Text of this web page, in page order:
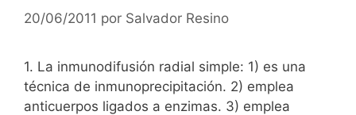
20/06/2011 por Salvador Resino
1. La inmunodifusión radial simple: 1) es una
técnica de inmunoprecipitación. 2) emplea
anticuerpos ligados a enzimas. 3) emplea